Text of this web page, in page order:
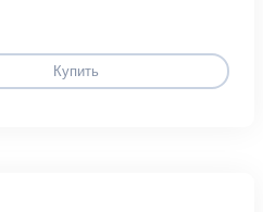
Купить